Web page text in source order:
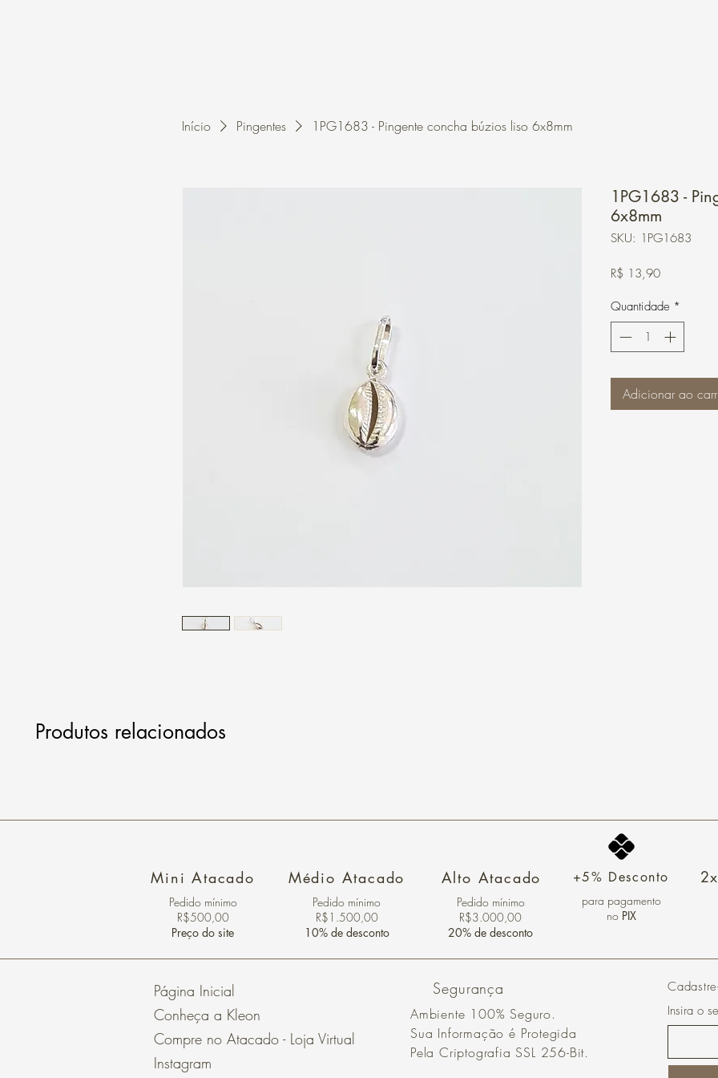
Início Pingentes 1PG1683 - Pingente concha búzios liso 6x8mm
1PG1683 -
6x8mm
SKU: 1PG1683
R$ 13,90Preço
Quantidade *
Adicionar ao
Produtos relacionados
Mini Atacado
Pedido ​mínimo
R$500,00
Preço do site
Médio Atacado
Pedido mínimo
R$1.500,00
10% de desconto
Alto Atacado
Pedido mínimo
R$3.000,00
20% de desconto
+5% Desconto
para pagamento
no PIX
Página Inicial
Conheça a Kleon
Compre no Atacado - Loja Virtual
Instagram
Segurança
Ambiente 100% Seguro.
Sua Informação é Protegida
Pela Criptografia SSL 256-Bit.
Insira o